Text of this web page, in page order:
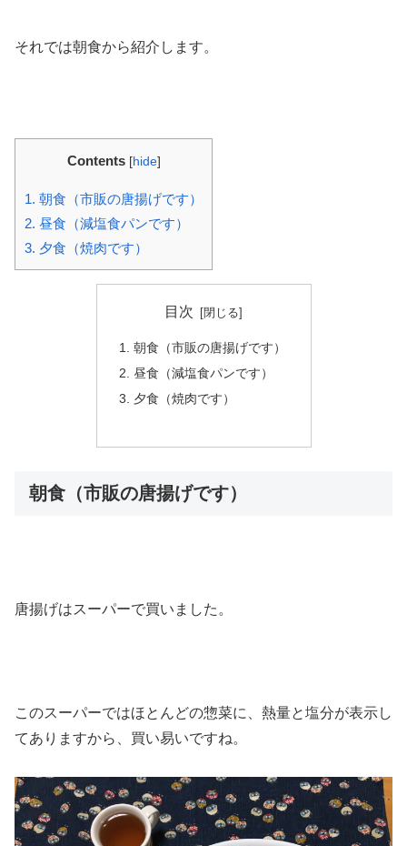
それでは朝食から紹介します。
Contents [hide]
1. 朝食（市販の唐揚げです）
2. 昼食（減塩食パンです）
3. 夕食（焼肉です）
目次
朝食（市販の唐揚げです）
昼食（減塩食パンです）
夕食（焼肉です）
朝食（市販の唐揚げです）
唐揚げはスーパーで買いました。
このスーパーではほとんどの惣菜に、熱量と塩分が表示し
てありますから、買い易いですね。